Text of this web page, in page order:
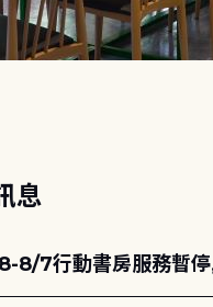
息
8/7行動書房服務暫停